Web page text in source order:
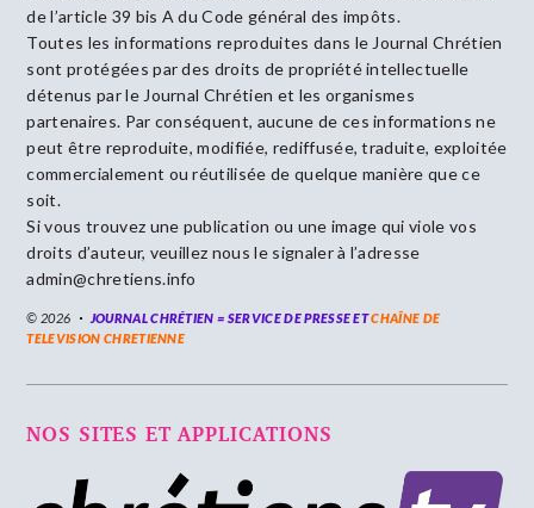
de l’article 39 bis A du Code général des impôts.
Toutes les informations reproduites dans le Journal Chrétien
sont protégées par des droits de propriété intellectuelle
détenus par le Journal Chrétien et les organismes
partenaires. Par conséquent, aucune de ces informations ne
peut être reproduite, modifiée, rediffusée, traduite, exploitée
commercialement ou réutilisée de quelque manière que ce
soit.
Si vous trouvez une publication ou une image qui viole vos
droits d’auteur, veuillez nous le signaler à l’adresse
admin@chretiens.info
© 2026 JOURNAL CHRÉTIEN = SERVICE DE PRESSE ETCHAÎNE DE
TELEVISION CHRETIENNE
NOS SITES ET APPLICATIONS